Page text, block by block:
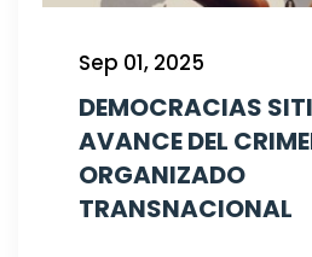
Sep 01, 2025
DEMOCRACIAS
AVANCE DEL
ORGANIZADO
TRANSNACIONAL